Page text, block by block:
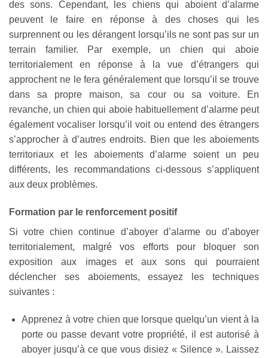
des sons. Cependant, les chiens qui aboient d’alarme
peuvent le faire en réponse à des choses qui les
surprennent ou les dérangent lorsqu’ils ne sont pas sur un
terrain familier. Par exemple, un chien qui aboie
territorialement en réponse à la vue d’étrangers qui
approchent ne le fera généralement que lorsqu’il se trouve
dans sa propre maison, sa cour ou sa voiture. En
revanche, un chien qui aboie habituellement d’alarme peut
également vocaliser lorsqu’il voit ou entend des étrangers
s’approcher à d’autres endroits. Bien que les aboiements
territoriaux et les aboiements d’alarme soient un peu
différents, les recommandations ci-dessous s’appliquent
aux deux problèmes.
Formation par le renforcement positif
Si votre chien continue d’aboyer d’alarme ou d’aboyer
territorialement, malgré vos efforts pour bloquer son
exposition aux images et aux sons qui pourraient
déclencher ses aboiements, essayez les techniques
suivantes :
Apprenez à votre chien que lorsque quelqu’un vient à la
porte ou passe devant votre propriété, il est autorisé à
aboyer jusqu’à ce que vous disiez « Silence ». Laissez